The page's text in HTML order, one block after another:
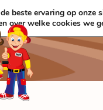
beste ervaring op onze
over welke cookies we